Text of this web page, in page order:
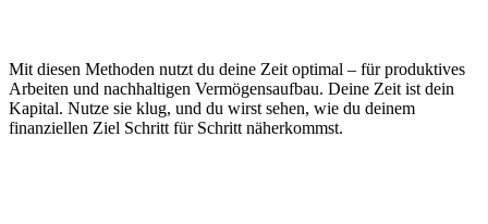
Mit diesen Methoden nutzt du deine Zeit optimal – für produktives
Arbeiten und nachhaltigen Vermögensaufbau. Deine Zeit ist dein
Kapital. Nutze sie klug, und du wirst sehen, wie du deinem
finanziellen Ziel Schritt für Schritt näherkommst.